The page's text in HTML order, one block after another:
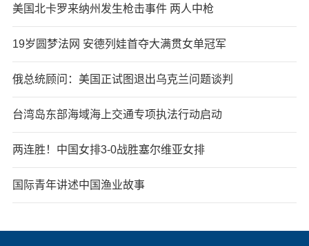
美国北卡罗来纳州发生枪击事件 两人中枪
19岁圆梦法网 安德列娃首夺大满贯女单冠军
俄总统顾问：美国正试图退出乌克兰问题谈判
台湾岛东部海域海上交通专项执法行动启动
两连胜！中国女排3-0战胜塞尔维亚女排
国际青年讲述中国渔业故事